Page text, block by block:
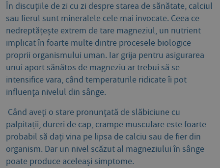
În discuțiile de zi cu zi despre starea de sănătate, calciul
sau fierul sunt mineralele cele mai invocate. Ceea ce
nedreptățește extrem de tare magneziul, un nutrient
implicat în foarte multe dintre procesele biologice
proprii organismului uman. Iar grija pentru asigurarea
unui aport sănătos de magneziu ar trebui să se
intensifice vara, când temperaturile ridicate îi pot
influența nivelul din sânge.
Când aveți o stare pronunțată de slăbiciune cu
palpitații, dureri de cap, crampe musculare este foarte
probabil să dați vina pe lipsa de calciu sau de fier din
organism. Dar un nivel scăzut al magneziului în sânge
poate produce aceleași simptome.